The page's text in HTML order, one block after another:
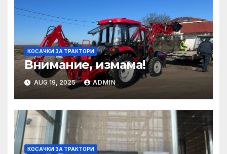
КОСАЧКИ ЗА ТРАКТОРИ
Внимание, измама!
AUG 19, 2025 ADMIN
КОСАЧКИ ЗА ТРАКТОРИ